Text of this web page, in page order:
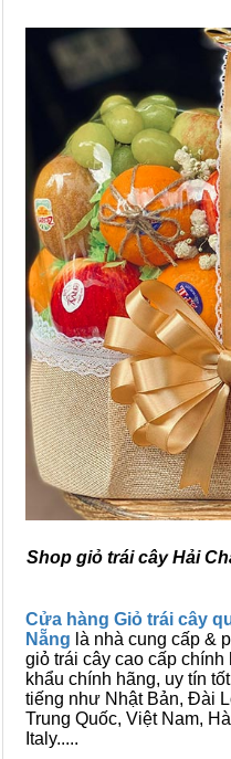
Shop giỏ trái cây Hải
Cửa hàng Giỏ trái cây
Nẵng là nhà cung cấp &
giỏ trái cây cao cấp
khẩu chính hãng, uy tín
tiếng như Nhật Bản, Đài
Trung Quốc, Việt Nam,
Italy.....